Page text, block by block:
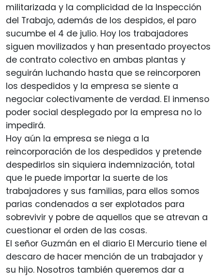
militarizada y la complicidad de la Inspección
del Trabajo, además de los despidos, el paro
sucumbe el 4 de julio. Hoy los trabajadores
siguen movilizados y han presentado proyectos
de contrato colectivo en ambas plantas y
seguirán luchando hasta que se reincorporen
los despedidos y la empresa se siente a
negociar colectivamente de verdad. El inmenso
poder social desplegado por la empresa no lo
impedirá.
Hoy aún la empresa se niega a la
reincorporación de los despedidos y pretende
despedirlos sin siquiera indemnización, total
que le puede importar la suerte de los
trabajadores y sus familias, para ellos somos
parias condenados a ser explotados para
sobrevivir y pobre de aquellos que se atrevan a
cuestionar el orden de las cosas.
El señor Guzmán en el diario El Mercurio tiene el
descaro de hacer mención de un trabajador y
su hijo. Nosotros también queremos dar a